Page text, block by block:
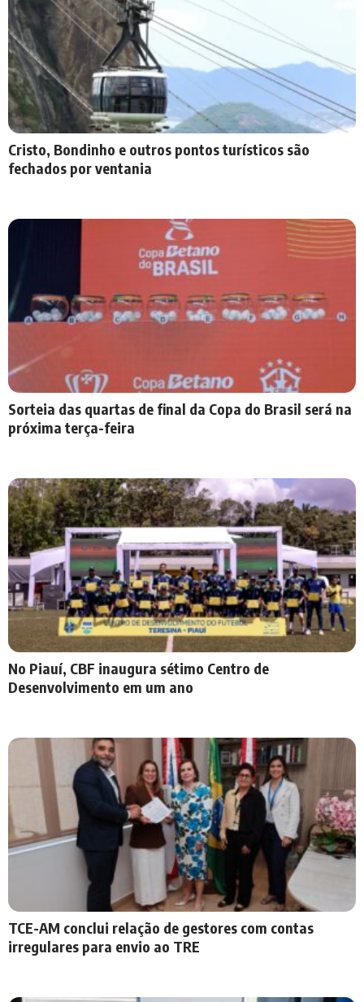
Cristo, Bondinho e outros pontos turísticos são
fechados por ventania
Sorteia das quartas de final da Copa do Brasil será na
próxima terça-feira
No Piauí, CBF inaugura sétimo Centro de
Desenvolvimento em um ano
TCE-AM conclui relação de gestores com contas
irregulares para envio ao TRE